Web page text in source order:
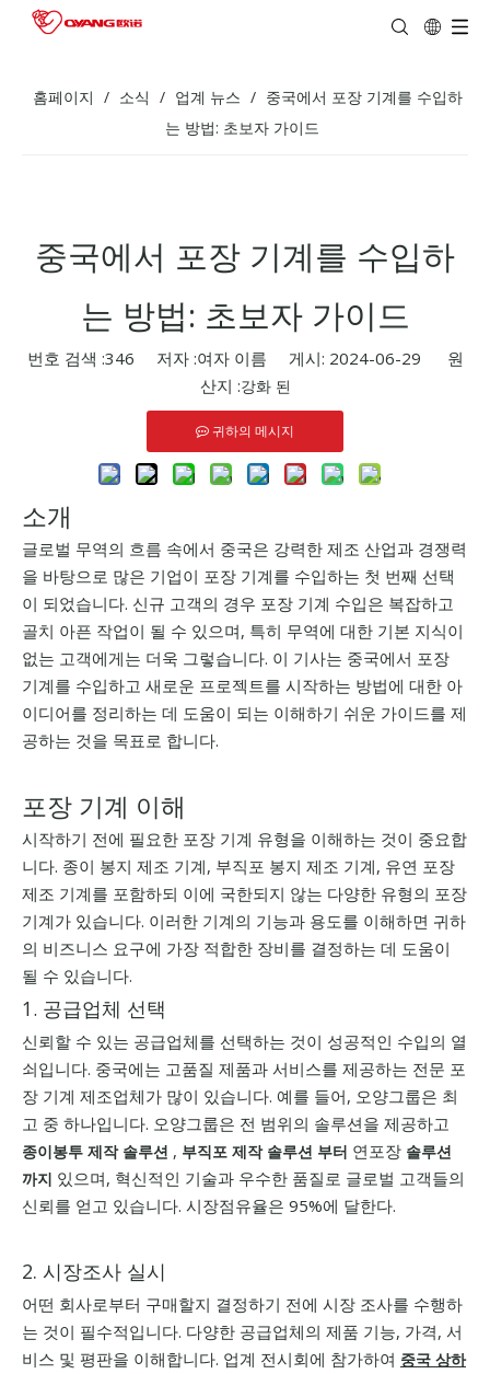
홈페이지 / 소식 / 업계 뉴스 / 중국에서 포장 기계를 수입하
는 방법: 초보자 가이드
중국에서 포장 기계를 수입하
는 방법: 초보자 가이드
번호 검색 :346 저자 :여자 이름 게시: 2024-06-29 원
산지 :강화 된
귀하의 메시지
소개
글로벌 무역의 흐름 속에서 중국은 강력한 제조 산업과 경쟁력
을 바탕으로 많은 기업이 포장 기계를 수입하는 첫 번째 선택
이 되었습니다. 신규 고객의 경우 포장 기계 수입은 복잡하고
골치 아픈 작업이 될 수 있으며, 특히 무역에 대한 기본 지식이
없는 고객에게는 더욱 그렇습니다. 이 기사는 중국에서 포장
기계를 수입하고 새로운 프로젝트를 시작하는 방법에 대한 아
이디어를 정리하는 데 도움이 되는 이해하기 쉬운 가이드를 제
공하는 것을 목표로 합니다.
포장 기계 이해
시작하기 전에 필요한 포장 기계 유형을 이해하는 것이 중요합
니다. 종이 봉지 제조 기계, 부직포 봉지 제조 기계, 유연 포장
제조 기계를 포함하되 이에 국한되지 않는 다양한 유형의 포장
기계가 있습니다. 이러한 기계의 기능과 용도를 이해하면 귀하
의 비즈니스 요구에 가장 적합한 장비를 결정하는 데 도움이
될 수 있습니다.
1. 공급업체 선택
신뢰할 수 있는 공급업체를 선택하는 것이 성공적인 수입의 열
쇠입니다. 중국에는 고품질 제품과 서비스를 제공하는 전문 포
장 기계 제조업체가 많이 있습니다. 예를 들어, 오양그룹은 최
고 중 하나입니다. 오양그룹은 전 범위의 솔루션을 제공하고
종이봉투 제작 솔루션 , 부직포 제작 솔루션 부터 연포장 솔루션
까지 있으며, 혁신적인 기술과 우수한 품질로 글로벌 고객들의
신뢰를 얻고 있습니다. 시장점유율은 95%에 달한다.
2. 시장조사 실시
어떤 회사로부터 구매할지 결정하기 전에 시장 조사를 수행하
는 것이 필수적입니다. 다양한 공급업체의 제품 기능, 가격, 서
비스 및 평판을 이해합니다. 업계 전시회에 참가하여 중국 상하